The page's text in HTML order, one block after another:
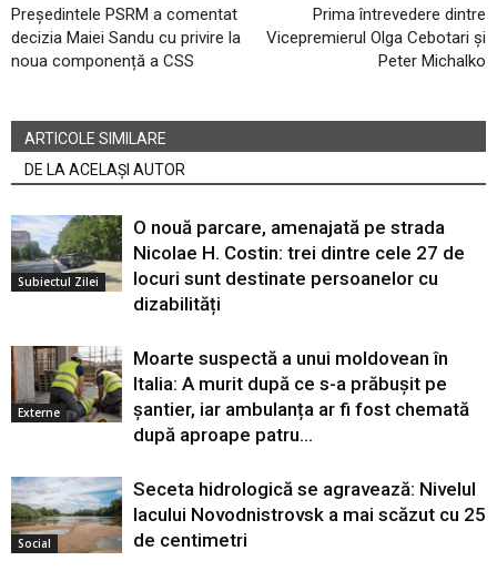
Președintele PSRM a comentat
decizia Maiei Sandu cu privire la
noua componență a CSS
Prima întrevedere dintre
Vicepremierul Olga Cebotari și
Peter Michalko
ARTICOLE SIMILARE
DE LA ACELAȘI AUTOR
Subiectul Zilei
O nouă parcare, amenajată pe strada
Nicolae H. Costin: trei dintre cele 27 de
locuri sunt destinate persoanelor cu
dizabilități
Externe
Moarte suspectă a unui moldovean în
Italia: A murit după ce s-a prăbușit pe
șantier, iar ambulanța ar fi fost chemată
după aproape patru...
Social
Seceta hidrologică se agravează: Nivelul
lacului Novodnistrovsk a mai scăzut cu 25
de centimetri